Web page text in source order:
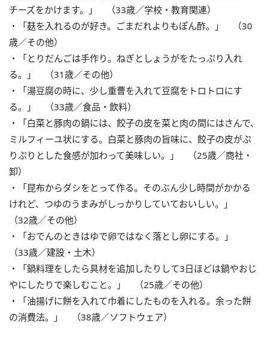
チーズをかけます。」 （33歳／学校・教育関連）
・「麸を入れるのが好き。ごまだれよりもぽん酢。」 （30
歳／その他）
・「とりだんごは手作り。ねぎとしょうがをたっぷり入れ
る。」 （31歳／その他）
・「湯豆腐の時に、少し重曹を入れて豆腐をトロトロにす
る。」 （33歳／食品・飲料）
・「白菜と豚肉の鍋には、餃子の皮を菜と肉の間にはさんで、
ミルフィーユ状にする。白菜と豚肉の旨味に、餃子の皮がぷ
りぷりとした食感が加わって美味しい。」 （25歳／商社・
卸）
・「昆布からダシをとって作る。そのぶん少し時間がかかる
けれど、つゆのうまみがしっかりしていておいしい。」
（32歳／その他）
・「おでんのときはゆで卵ではなく落とし卵にする。」
（33歳／建設・土木）
・「鍋料理をしたら具材を追加したりして3日ほどは鍋やおじ
やにしたりで楽しむこと。」 （25歳／その他）
・「油揚げに餅を入れて巾着にしたものを入れる。余った餅
の消費法。」 （38歳／ソフトウェア）